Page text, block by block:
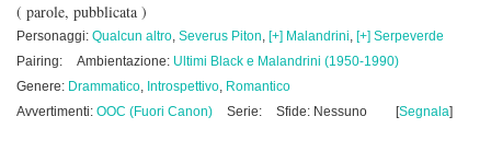
( parole, pubblicata )
Personaggi: Qualcun altro, Severus Piton, [+] Malandrini, [+] Serpeverde
Pairing:
Ambientazione: Ultimi Black e Malandrini (1950-1990)
Genere: Drammatico, Introspettivo, Romantico
Avvertimenti: OOC (Fuori Canon) Serie: Sfide: Nessuno [Segnala]